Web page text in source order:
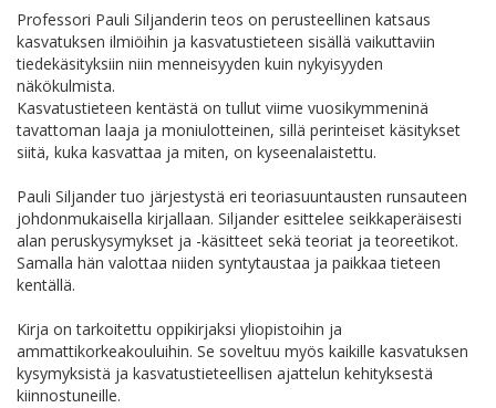
Professori Pauli Siljanderin teos on perusteellinen katsaus
kasvatuksen ilmiöihin ja kasvatustieteen sisällä vaikuttaviin
tiedekäsityksiin niin menneisyyden kuin nykyisyyden
näkökulmista.
Kasvatustieteen kentästä on tullut viime vuosikymmeninä
tavattoman laaja ja moniulotteinen, sillä perinteiset käsitykset
siitä, kuka kasvattaa ja miten, on kyseenalaistettu.
Pauli Siljander tuo järjestystä eri teoriasuuntausten runsauteen
johdonmukaisella kirjallaan. Siljander esittelee seikkaperäisesti
alan peruskysymykset ja -käsitteet sekä teoriat ja teoreetikot.
Samalla hän valottaa niiden syntytaustaa ja paikkaa tieteen
kentällä.
Kirja on tarkoitettu oppikirjaksi yliopistoihin ja
ammattikorkeakouluihin. Se soveltuu myös kaikille kasvatuksen
kysymyksistä ja kasvatustieteellisen ajattelun kehityksestä
kiinnostuneille.